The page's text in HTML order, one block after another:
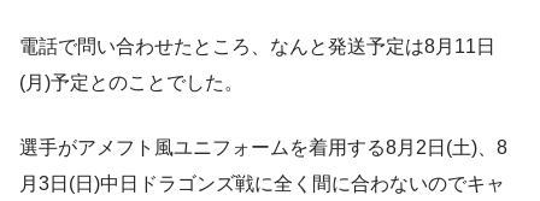
電話で問い合わせたところ、なんと発送予定は8月11日
(月)予定とのことでした。
選手がアメフト風ユニフォームを着用する8月2日(土)、8
月3日(日)中日ドラゴンズ戦に全く間に合わないのでキャ